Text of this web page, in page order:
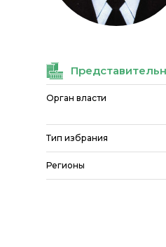
Орган власти
Тип избрания
Регионы